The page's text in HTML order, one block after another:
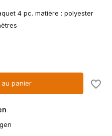
4 pc. matière : polyester
panier